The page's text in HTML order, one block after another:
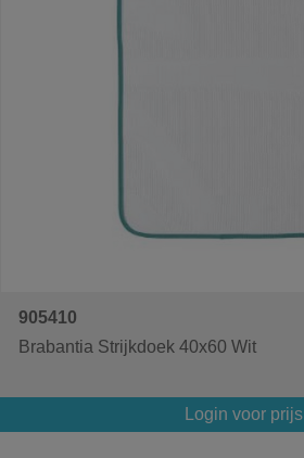
905410
Brabantia Strijkdoek 40x60 Wit
Login voor prijs